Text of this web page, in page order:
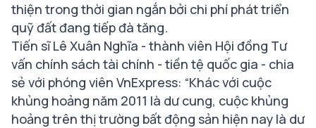
thiện trong thời gian ngắn bởi chi phí phát triển
quỹ đất đang tiếp đà tăng.
Tiến sĩ Lê Xuân Nghĩa - thành viên Hội đồng Tư
vấn chính sách tài chính - tiền tệ quốc gia - chia
sẻ với phóng viên VnExpress: “Khác với cuộc
khủng hoảng năm 2011 là dư cung, cuộc khủng
hoảng trên thị trường bất động sản hiện nay là dư